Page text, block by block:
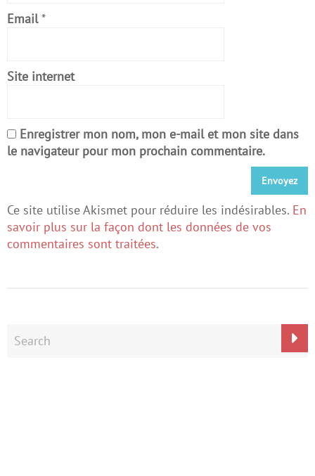
Email *
Site internet
Enregistrer mon nom, mon e-mail et mon site dans
le navigateur pour mon prochain commentaire.
Ce site utilise Akismet pour réduire les indésirables. En
savoir plus sur la façon dont les données de vos
commentaires sont traitées.